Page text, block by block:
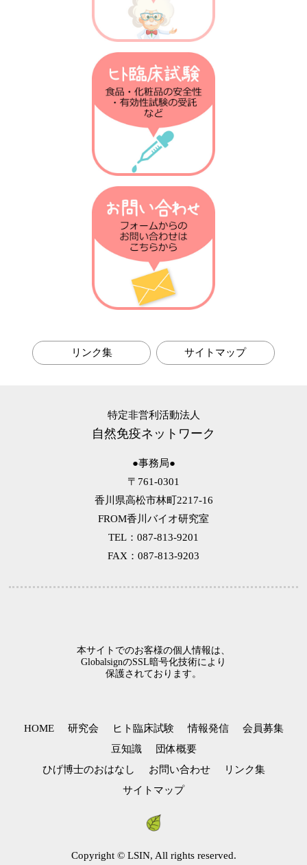
第17回 ノーベル賞の話
第16回 放射線の話
第15回 肝臓の話
第14回 火傷の話
第13回 抗菌物質の話
第11回 腸の話
第10回 骨粗しょう症の話
第9回 テロメアの話
第8回 免疫進化の話
第6回 耐性菌の話
第5回 マクロファージの話
第4回 メタボの話
第3回 アレルギーの話
第1回 自然免疫の話
リンク集 サイトマップ
特定非営利活動法人
自然免疫ネットワーク
●事務局●
〒761-0301
香川県高松市林町2217-16
FROM香川バイオ研究室
TEL：087-813-9201
FAX：087-813-9203
本サイトでのお客様の個人情報は、
GlobalsignのSSL暗号化技術により
保護されております。
HOME 研究会 ヒト臨床試験 情報発信
会員募集
豆知識
団体概要
ひげ博士のおはなし
お問い合わせ
リンク集
サイトマップ
Copyright © LSIN, All rights reserved.